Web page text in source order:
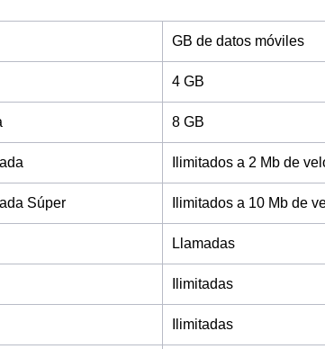
GB de datos móviles
4 GB
8 GB
Ilimitados a 2 Mb de
Súper Ilimitados a 10 Mb de
Llamadas
Ilimitadas
Ilimitadas